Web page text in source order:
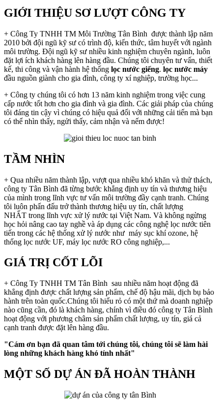
GIỚI THIỆU SƠ LƯỢT CÔNG TY
+ Công Ty TNHH TM Môi Trường Tân Bình được thành lập năm
2010 bởi đội ngũ kỹ sư có trình độ, kiến thức, tâm huyết với ngành
môi trường. Đội ngũ kỹ sư nhiều kinh nghiệm chuyên ngành, luôn
đặt lợi ích khách hàng lên hàng đầu. Chúng tôi chuyên tư vấn, thiết
kế, thi công và vận hành hệ thống lọc nước giếng. lọc nước máy
đầu nguồn giành cho gia đình, công ty xí nghiệp, trường học...
+ Công ty chúng tôi có hơn 13 năm kinh nghiệm trong việc cung
cấp nước tốt hơn cho gia đình và gia đình. Các giải pháp của chúng
tôi đáng tin cậy vì chúng có hiệu quả đối với những cải tiến mà bạn
có thể nhìn thấy, ngửi thấy, cảm nhận và nếm được!
TẦM NHÌN
+ Qua nhiều năm thành lập, vượt qua nhiều khó khăn và thử thách,
công ty Tân Bình đã từng bước khẳng định uy tín và thương hiệu
của mình trong lĩnh vực tư vấn môi trường đầy cạnh tranh. Chúng
tôi luôn phấn đấu trở thành thương hiệu uy tín, chất lượng
NHẤT trong lĩnh vực xử lý nước tại Việt Nam. Và không ngừng
học hỏi nâng cao tay nghề và áp dụng các công nghệ lọc nước tiên
tiến trong các hệ thống xử lý nước như máy sục khí ozone, hệ
thống lọc nước UF, máy lọc nước RO công nghiệp,...
GIÁ TRỊ CỐT LÕI
+ Công Ty TNHH TM Tân Bình sau nhiều năm hoạt động đã
khẳng định được chất lượng sản phẩm, chế độ hậu mãi, dịch bụ bảo
hành trên toàn quốc.Chúng tôi hiểu rỏ có một thứ mà doanh nghiệp
nào cũng cần, đó là khách hàng, chính vì điều đó công ty Tân Bình
hoạt động với phương châm sản phẩm chất lượng, uy tín, giá cả
cạnh tranh được đặt lên hàng đầu.
"Cám ơn bạn đã quan tâm tới chúng tôi, chúng tôi sẽ làm hài
lòng những khách hàng khó tính nhất"
MỘT SỐ DỰ ÁN ĐÃ HOÀN THÀNH